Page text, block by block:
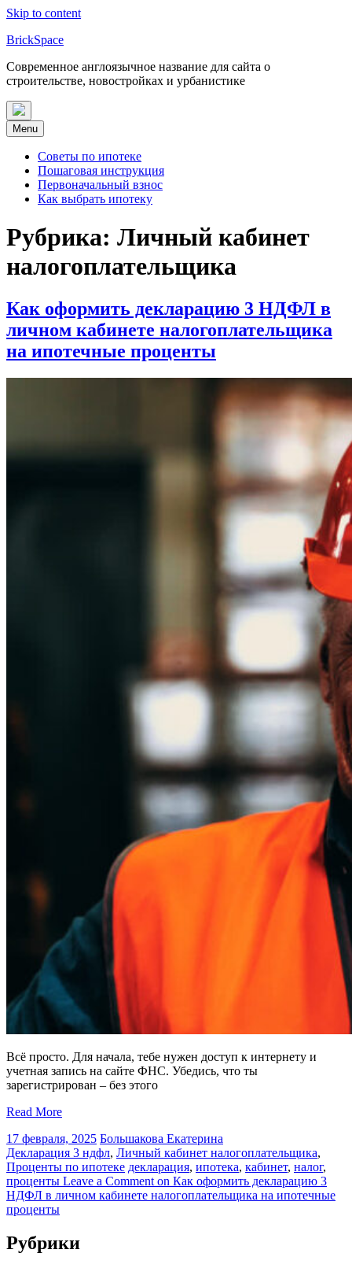
Skip to content
BrickSpace
Современное англоязычное название для сайта о
строительстве, новостройках и урбанистике
Menu
Советы по ипотеке
Пошаговая инструкция
Первоначальный взнос
Как выбрать ипотеку
Рубрика: Личный кабинет
налогоплательщика
Как оформить декларацию 3 НДФЛ в
личном кабинете налогоплательщика
на ипотечные проценты
Всё просто. Для начала, тебе нужен доступ к интернету и
учетная запись на сайте ФНС. Убедись, что ты
зарегистрирован – без этого
Read More
17 февраля, 2025 Большакова Екатерина
Декларация 3 ндфл, Личный кабинет налогоплательщика,
Проценты по ипотеке декларация, ипотека, кабинет, налог,
проценты Leave a Comment on Как оформить декларацию 3
НДФЛ в личном кабинете налогоплательщика на ипотечные
проценты
Рубрики